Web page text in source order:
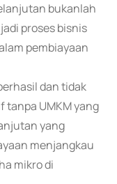
bukanlah
proses bisnis
pembiayaan
dan tidak
tanpa UMKM yang
yang
menjangkau
mikro di